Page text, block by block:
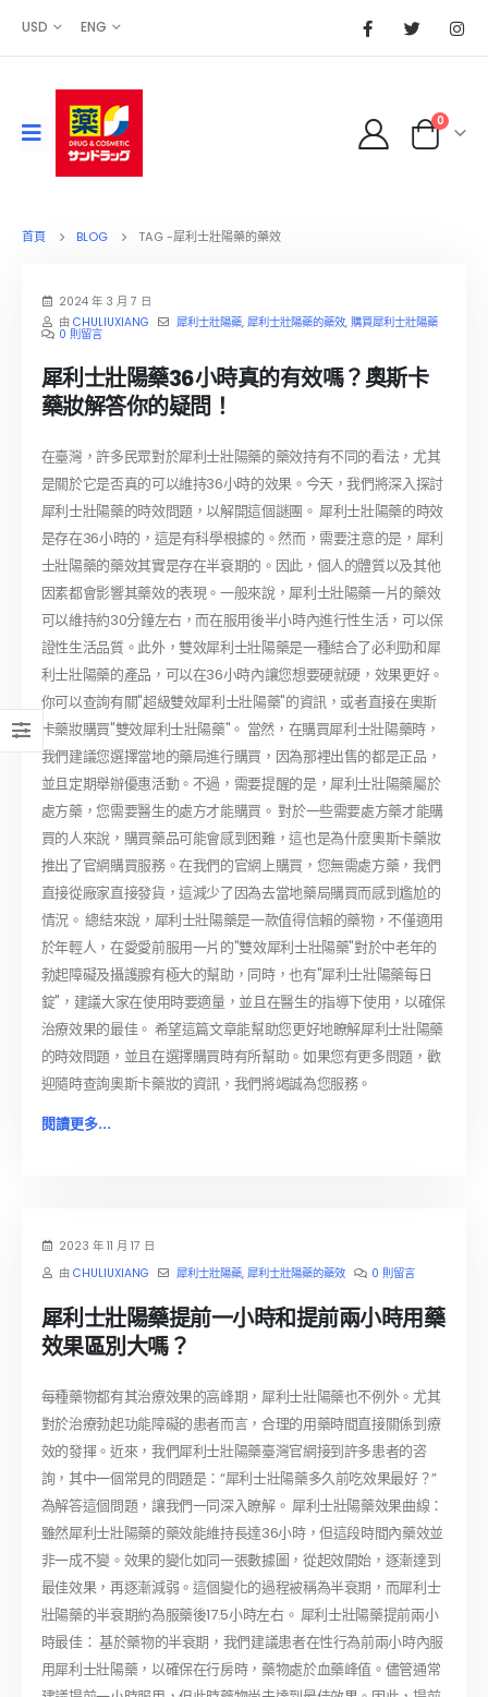
USD ENG
0
首頁 BLOG TAG -犀利士壯陽藥的藥效
2024 年 3 月 7 日
由CHULIUXIANG 犀利士壯陽藥, 犀利士壯陽藥的藥效, 購買犀利士壯陽藥
0 則留言
犀利士壯陽藥36小時真的有效嗎？奧斯卡
藥妝解答你的疑問！
在臺灣，許多民眾對於犀利士壯陽藥的藥效持有不同的看法，尤其
是關於它是否真的可以維持36小時的效果。今天，我們將深入探討
犀利士壯陽藥的時效問題，以解開這個謎團。 犀利士壯陽藥的時效
是存在36小時的，這是有科學根據的。然而，需要注意的是，犀利
士壯陽藥的藥效其實是存在半衰期的。因此，個人的體質以及其他
因素都會影響其藥效的表現。一般來說，犀利士壯陽藥一片的藥效
可以維持約30分鐘左右，而在服用後半小時內進行性生活，可以保
證性生活品質。此外，雙效犀利士壯陽藥是一種結合了必利勁和犀
利士壯陽藥的產品，可以在36小時內讓您想要硬就硬，效果更好。
你可以查詢有關"超級雙效犀利士壯陽藥"的資訊，或者直接在奧斯
卡藥妝購買"雙效犀利士壯陽藥"。 當然，在購買犀利士壯陽藥時，
我們建議您選擇當地的藥局進行購買，因為那裡出售的都是正品，
並且定期舉辦優惠活動。不過，需要提醒的是，犀利士壯陽藥屬於
處方藥，您需要醫生的處方才能購買。 對於一些需要處方藥才能購
買的人來說，購買藥品可能會感到困難，這也是為什麼奧斯卡藥妝
推出了官網購買服務。在我們的官網上購買，您無需處方藥，我們
直接從廠家直接發貨，這減少了因為去當地藥局購買而感到尷尬的
情況。 總結來說，犀利士壯陽藥是一款值得信賴的藥物，不僅適用
於年輕人，在愛愛前服用一片的"雙效犀利士壯陽藥"對於中老年的
勃起障礙及攝護腺有極大的幫助，同時，也有"犀利士壯陽藥每日
錠"，建議大家在使用時要適量，並且在醫生的指導下使用，以確保
治療效果的最佳。 希望這篇文章能幫助您更好地瞭解犀利士壯陽藥
的時效問題，並且在選擇購買時有所幫助。如果您有更多問題，歡
迎隨時查詢奧斯卡藥妝的資訊，我們將竭誠為您服務。
閱讀更多...
2023 年 11 月 17 日
由CHULIUXIANG 犀利士壯陽藥, 犀利士壯陽藥的藥效 0 則留言
犀利士壯陽藥提前一小時和提前兩小時用藥
效果區別大嗎？
每種藥物都有其治療效果的高峰期，犀利士壯陽藥也不例外。尤其
對於治療勃起功能障礙的患者而言，合理的用藥時間直接關係到療
效的發揮。近來，我們犀利士壯陽藥臺灣官網接到許多患者的咨
詢，其中一個常見的問題是：“犀利士壯陽藥多久前吃效果最好？”
為解答這個問題，讓我們一同深入瞭解。 犀利士壯陽藥效果曲線：
雖然犀利士壯陽藥的藥效能維持長達36小時，但這段時間內藥效並
非一成不變。效果的變化如同一張數據圖，從起效開始，逐漸達到
最佳效果，再逐漸減弱。這個變化的過程被稱為半衰期，而犀利士
壯陽藥的半衰期約為服藥後17.5小時左右。 犀利士壯陽藥提前兩小
時最佳： 基於藥物的半衰期，我們建議患者在性行為前兩小時內服
用犀利士壯陽藥，以確保在行房時，藥物處於血藥峰值。儘管通常